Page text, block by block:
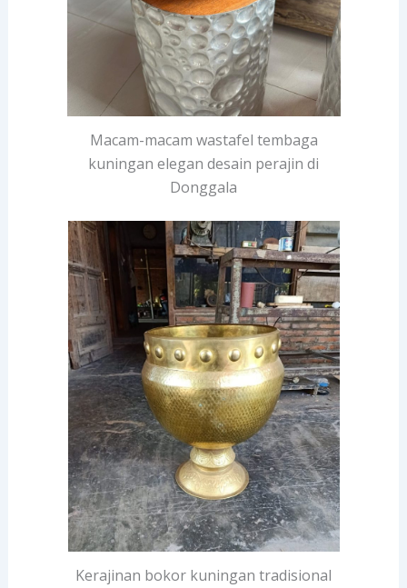
Macam-macam wastafel tembaga
kuningan elegan desain perajin di
Donggala
Kerajinan bokor kuningan tradisional